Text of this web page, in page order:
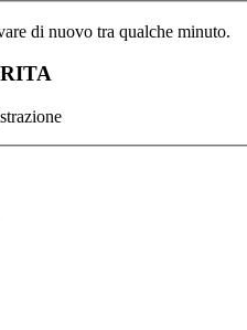
di nuovo tra qualche minuto.